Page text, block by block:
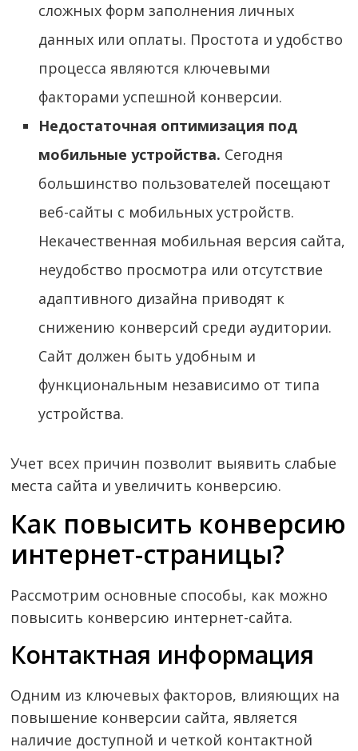
сложных форм заполнения личных
данных или оплаты. Простота и удобство
процесса являются ключевыми
факторами успешной конверсии.
Недостаточная оптимизация под
мобильные устройства. Сегодня
большинство пользователей посещают
веб-сайты с мобильных устройств.
Некачественная мобильная версия сайта,
неудобство просмотра или отсутствие
адаптивного дизайна приводят к
снижению конверсий среди аудитории.
Сайт должен быть удобным и
функциональным независимо от типа
устройства.
Учет всех причин позволит выявить слабые
места сайта и увеличить конверсию.
Как повысить конверсию
интернет-страницы?
Рассмотрим основные способы, как можно
повысить конверсию интернет-сайта.
Контактная информация
Одним из ключевых факторов, влияющих на
повышение конверсии сайта, является
наличие доступной и четкой контактной